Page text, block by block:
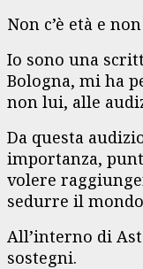
Non c’è età e
Io sono una
Bologna, mi ha
non lui, alle
Da questa
importanza,
volere
sedurre il
All’interno di
sostegni.